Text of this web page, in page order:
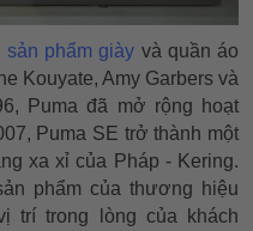
sản phẩm giày và quần áo
Kouyate, Amy Garbers và
Puma đã mở rộng hoạt
Puma SE trở thành một
xa xỉ của Pháp - Kering.
phẩm của thương hiệu
trí trong lòng của khách